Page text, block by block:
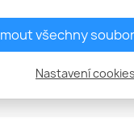
04-006 rukavice
všechny
Nastavení cookies